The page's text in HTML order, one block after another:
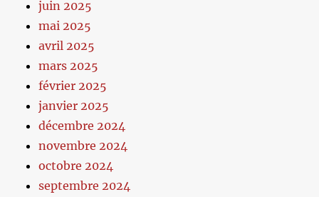
juin 2025
mai 2025
avril 2025
mars 2025
février 2025
janvier 2025
décembre 2024
novembre 2024
octobre 2024
septembre 2024